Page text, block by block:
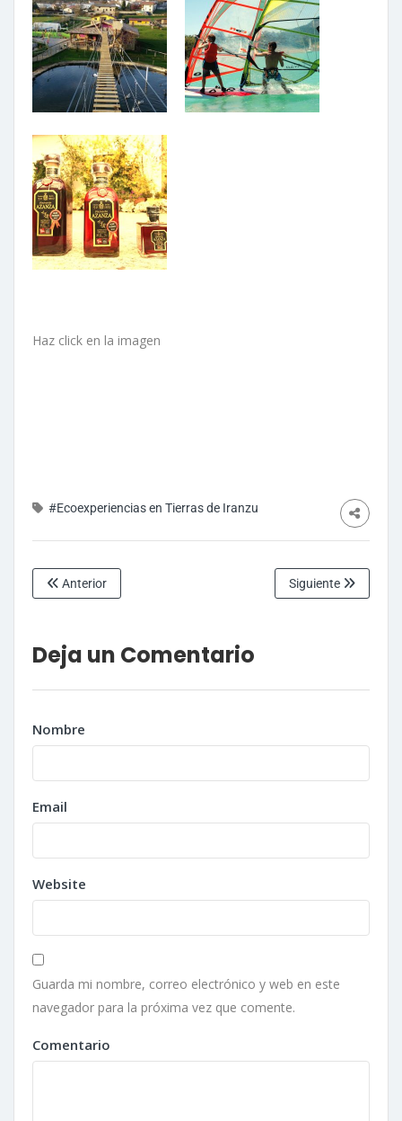
Haz click en la imagen
#Ecoexperiencias en Tierras de Iranzu
Anterior Siguiente
Deja un Comentario
Nombre
Email
Website
Guarda mi nombre, correo electrónico y web en este
navegador para la próxima vez que comente.
Comentario